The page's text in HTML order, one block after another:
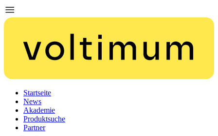
Startseite
News
Akademie
Produktsuche
Partner